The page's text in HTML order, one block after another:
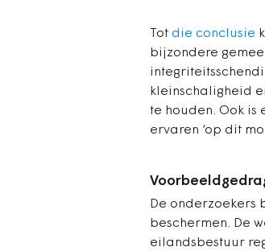
Tot die conclusie
bijzondere
kleinschaligheid
te houden. Ook
ervaren ‘op dit
De onderzoekers
beschermen. De
eilandsbestuur